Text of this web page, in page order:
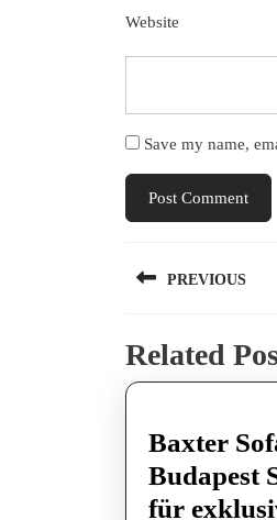
Website
Save my name,
PostPREVIOUS
post:
Related
Baxter
Budapest
für